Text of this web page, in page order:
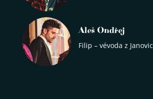
Aleš Ondřej
Filip – vévoda z Janovic